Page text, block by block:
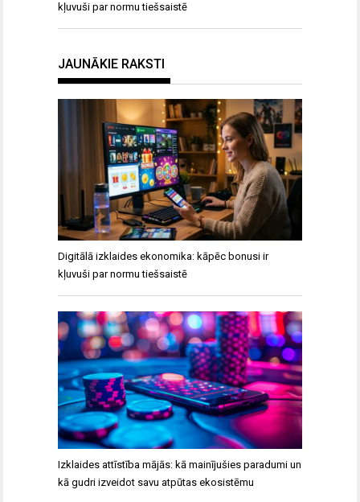
kļuvuši par normu tiešsaistē
JAUNĀKIE RAKSTI
Digitālā izklaides ekonomika: kāpēc bonusi ir
kļuvuši par normu tiešsaistē
Izklaides attīstība mājās: kā mainījušies paradumi un
kā gudri izveidot savu atpūtas ekosistēmu